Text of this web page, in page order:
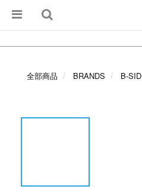
全部商品 BRANDS B-